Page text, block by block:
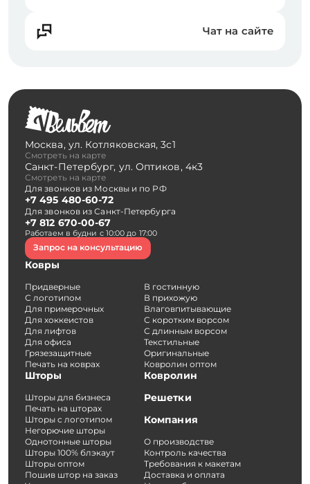
Чат на сайте
Москва, ул. Котляковская, 3с1
Смотреть на карте
Санкт-Петербург, ул. Оптиков, 4к3
Смотреть на карте
Для звонков из Москвы и по РФ
+7 495 480-60-72
Для звонков из Санкт-Петербурга
+7 812 670-00-67
Работаем в будни с 10:00 до 17:00
Запрос на консультацию
Ковры
Придверные
С логотипом
Для примерочных
Для хоккеистов
Для лифтов
Для офиса
Грязезащитные
Печать на коврах
В гостинную
В прихожую
Влаговпитывающие
С коротким ворсом
С длинным ворсом
Текстильные
Оригинальные
Ковролин оптом
Шторы
Шторы для бизнеса
Печать на шторах
Шторы с логотипом
Негорючие шторы
Однотонные шторы
Шторы 100% блэкаут
Шторы оптом
Пошив штор на заказ
Ковролин
Решетки
Компания
О производстве
Контроль качества
Требования к макетам
Доставка и оплата